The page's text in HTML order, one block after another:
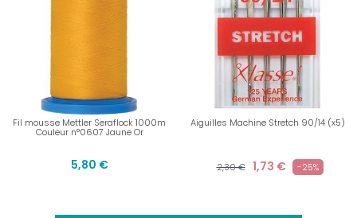
Fil mousse Mettler Seraflock 1000m
Couleur n°0607 Jaune Or
5,80 €
Aiguilles Machine Stretch 90/14 (x5)
2,30 € 1,73 € -25%